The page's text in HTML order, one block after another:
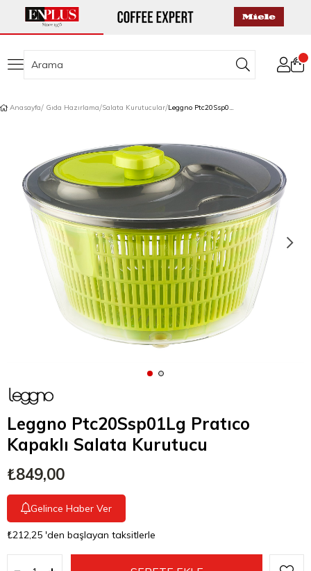
Anasayfa Gıda Hazırlama Salata Kurutucular Leggno Ptc20Ssp01Lg Pratıco Kapaklı Salata Kurutucu
Leggno Ptc20Ssp01Lg Pratıco
Kapaklı Salata Kurutucu
₺849,00
Gelince Haber Ver
₺212,25 'den başlayan taksitlerle